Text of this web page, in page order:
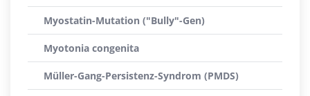
Myostatin-Mutation ("Bully"-Gen)
Myotonia congenita
Müller-Gang-Persistenz-Syndrom (PMDS)